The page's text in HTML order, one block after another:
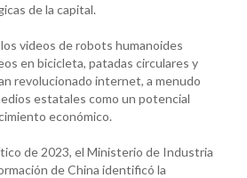
de la capital.
videos de robots humanoides
en bicicleta, patadas circulares y
revolucionado internet, a menudo
estatales como un potencial
económico.
de 2023, el Ministerio de Industria
de China identificó la